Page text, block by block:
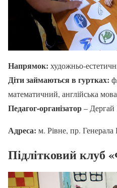
Напрямок: художньо-
Діти займаються в гуртках:
математичний, англійська
Педагог-організатор– Дергай
Адреса: м. Рівне, пр. Генерала
Підлітковий клуб